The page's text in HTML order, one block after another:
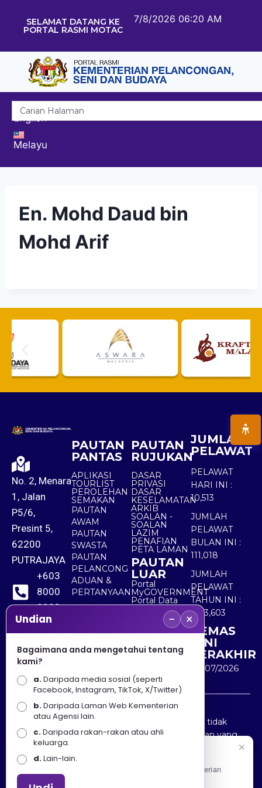
SELAMAT DATANG KE
PORTAL RASMI MOTAC
7/8/2026 06:20 AM
English
Melayu
En. Mohd Daud bin
Mohd Arif
No. 2, Menara
1, Jalan
P5/6,
Presint 5,
62200
PUTRAJAYA
+603
8000
8000
+603
8891
7100
PAUTAN
PANTAS
APLIKASI
TOURLIST
PEROLEHAN
SEMAKAN
PAUTAN
AWAM
PAUTAN
SWASTA
PAUTAN
PELANCONG
ADUAN &
PERTANYAAN
PAUTAN
RUJUKAN
DASAR
PRIVASI
DASAR
KESELAMATAN
ARKIB
SOALAN -
SOALAN
LAZIM
PENAFIAN
PETA LAMAN
PAUTAN
LUAR
Portal
MyGOVERNMENT
Portal Data
Terbuka
Sektor Awam
JUMLAH
PELAWAT
PELAWAT
HARI INI :
10,513
JUMLAH
PELAWAT
BULAN INI :
111,018
JUMLAH
PELAWAT
TAHUN INI :
5,513,603
KEMAS
KINI
TERAKHIR
30/07/2026
Penafian : Kerajaan Malaysia dan Kementerian
Pelancongan Seni dan Budaya (MOTAC) adalah tidak
bertanggungjawab atas kehilangan atau kerugian yang
disebabkan oleh penggunaan mana-mana maklumat
yang diperolehi dari portal ini.
Undian − ×
Bagaimana anda mengetahui tentang
kami?
a.Daripada media sosial (seperti
Facebook, Instagram, TikTok, X/Twitter)
b.Daripada Laman Web Kementerian
atau Agensi lain.
c.Daripada rakan-rakan atau ahli
keluarga.
d.Lain-lain.
Apa Khabar! Selamat datang ke Portal Rasmi Kementerian
Pelancongan, Seni dan Budaya